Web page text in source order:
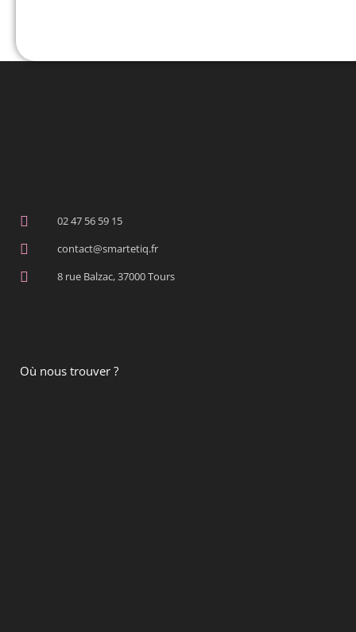
02 47 56 59 15
contact@smartetiq.fr
8 rue Balzac, 37000 Tours
Où nous trouver ?